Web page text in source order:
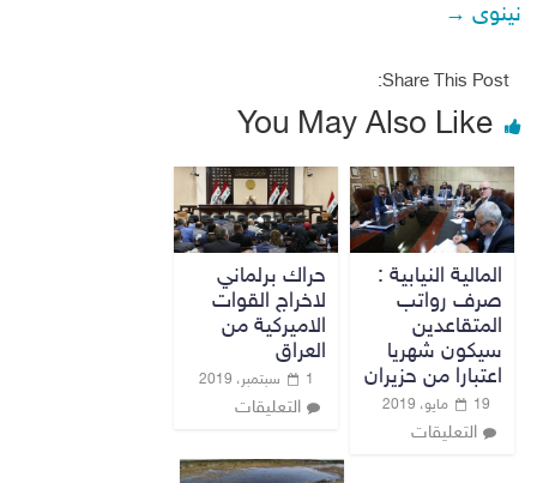
نينوى →
Share This Post:
You May Also Like
المالية النيابية :
صرف رواتب
المتقاعدين
سيكون شهريا
اعتبارا من حزيران
19 مايو، 2019
التعليقات
حراك برلماني
لاخراج القوات
الاميركية من
العراق
1 سبتمبر، 2019
التعليقات